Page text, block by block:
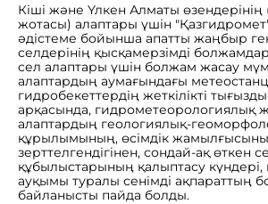
Кіші және Үлкен Алматы өзендерінің
жотасы) алаптары үшін
әдістеме бойынша апатты жаңбыр
селдерінің қысқамерзімді
сел алаптары үшін болжам жасау
алаптардың аумағындағы
гидробекеттердің жеткілікті
арқасында, гидрометеорологиялық
алаптардың геологиялық-
құрылымының, өсімдік
зерттелгендігінен, сондай-ақ өткен
құбылыстарының қалыптасу күндері,
ауқымы туралы сенімді ақпараттың
байланысты пайда болды.